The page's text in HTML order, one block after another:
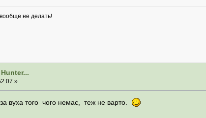
не делать!
»
вуха того чого немає, теж не варто.